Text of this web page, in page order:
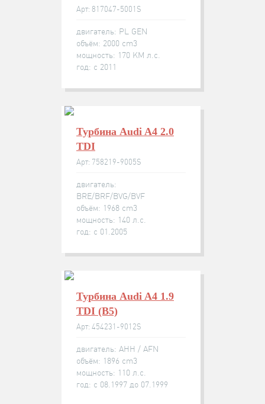
Арт: 817047-5001S
двигатель: PL GEN
объём: 2000 cm3
мощность: 170 KM л.с.
год: с 2011
Турбина Audi A4 2.0
TDI
Арт: 758219-9005S
двигатель:
BRE/BRF/BVG/BVF
объём: 1968 cm3
мощность: 140 л.с.
год: с 01.2005
Турбина Audi A4 1.9
TDI (B5)
Арт: 454231-9012S
двигатель: AHH / AFN
объём: 1896 cm3
мощность: 110 л.с.
год: с 08.1997 до 07.1999